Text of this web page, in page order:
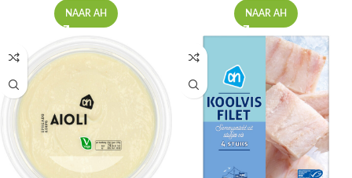
NAAR AH NAAR AH